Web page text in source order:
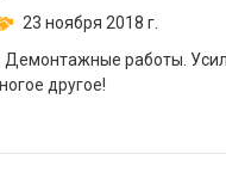
23 ноября 2018 г.
работы.
другое!